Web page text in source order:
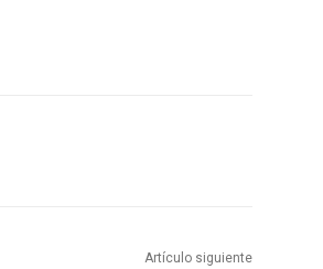
Artículo siguiente